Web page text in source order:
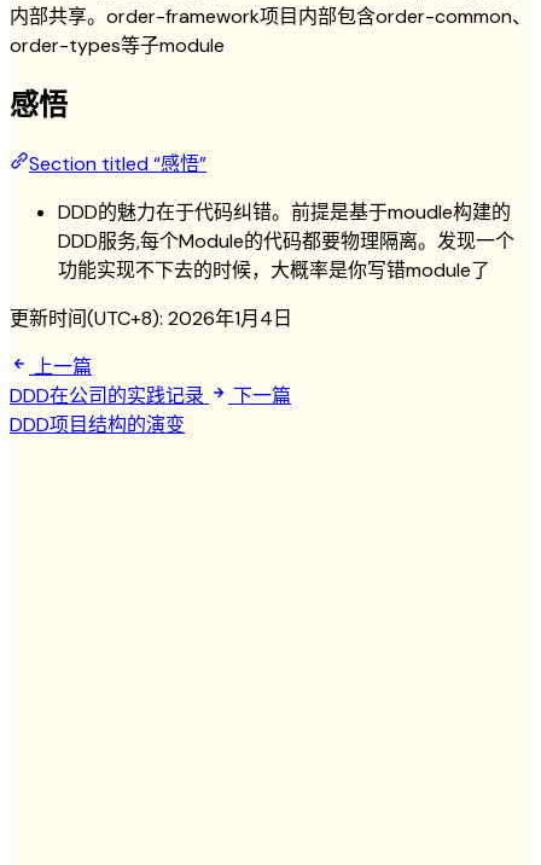
内部共享。order-framework项目内部包含order-common、
order-types等子module
感悟
Section titled “感悟”
DDD的魅力在于代码纠错。前提是基于moudle构建的
DDD服务,每个Module的代码都要物理隔离。发现一个
功能实现不下去的时候，大概率是你写错module了
更新时间(UTC+8): 2026年1月4日
上一篇
DDD在公司的实践记录
下一篇
DDD项目结构的演变